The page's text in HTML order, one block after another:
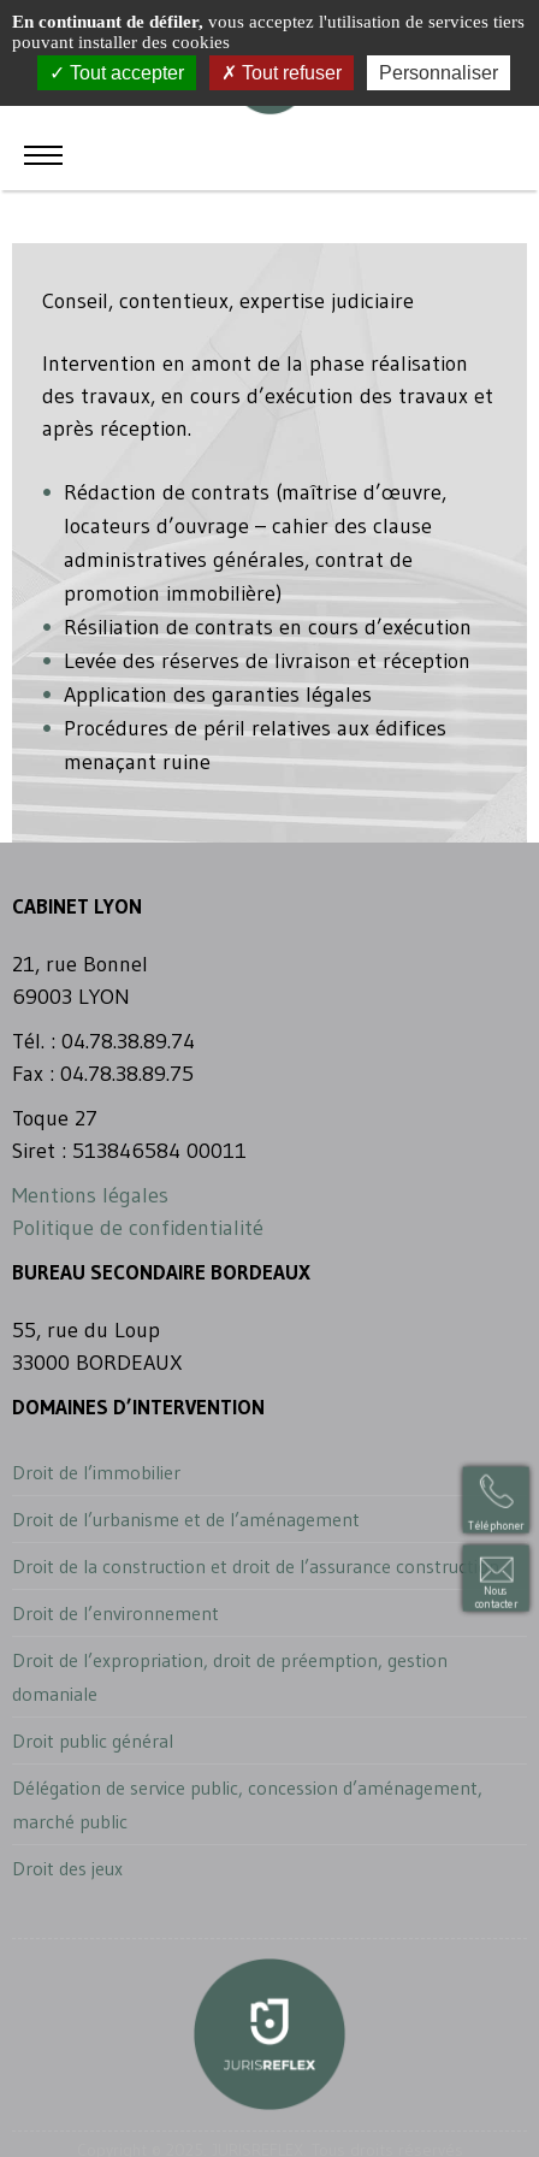
Droit de la construction et
droit de l’assurance
construction
Conseil, contentieux, expertise judiciaire
Intervention en amont de la phase réalisation
des travaux, en cours d’exécution des travaux et
après réception.
Rédaction de contrats (maîtrise d’œuvre,
locateurs d’ouvrage – cahier des clause
administratives générales, contrat de
promotion immobilière)
Résiliation de contrats en cours d’exécution
Levée des réserves de livraison et réception
Application des garanties légales
Procédures de péril relatives aux édifices
menaçant ruine
CABINET LYON
21, rue Bonnel
69003 LYON
Tél. : 04.78.38.89.74
Fax : 04.78.38.89.75
Toque 27
Siret : 513846584 00011
Mentions légales
Politique de confidentialité
BUREAU SECONDAIRE BORDEAUX
55, rue du Loup
33000 BORDEAUX
DOMAINES D’INTERVENTION
Droit de l’immobilier
Droit de l’urbanisme et de l’aménagement
Droit de la construction et droit de l’assurance construction
Droit de l’environnement
Droit de l’expropriation, droit de préemption, gestion
domaniale
Droit public général
Délégation de service public, concession d’aménagement,
marché public
Droit des jeux
Téléphoner
Nous
contacter
Panneau de gestion des cookies
En continuant de défiler, vous acceptez l'utilisation de services tiers
pouvant installer des cookies
Tout accepter Tout refuser Personnaliser